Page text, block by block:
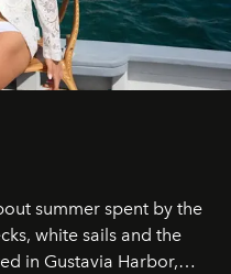
summer spent by the
white sails and the
in Gustavia Harbor,